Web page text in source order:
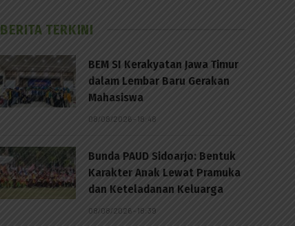
BERITA TERKINI
BEM SI Kerakyatan Jawa Timur
dalam Lembar Baru Gerakan
Mahasiswa
08/08/2026 - 18:48
Bunda PAUD Sidoarjo: Bentuk
Karakter Anak Lewat Pramuka
dan Keteladanan Keluarga
08/08/2026 - 18:39